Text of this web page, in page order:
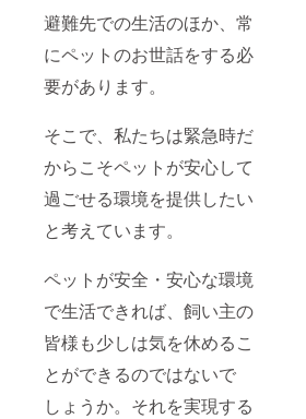
避難先での生活のほか、常
にペットのお世話をする必
要があります。
そこで、私たちは緊急時だ
からこそペットが安心して
過ごせる環境を提供したい
と考えています。
ペットが安全・安心な環境
で生活できれば、飼い主の
皆様も少しは気を休めるこ
とができるのではないで
しょうか。それを実現する